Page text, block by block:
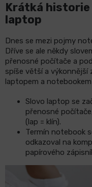
Krátká historie
laptop
Dnes se mezi pojmy
Dříve se ale někdy
přenosné počítače a
spíše větší a výkonnější
laptopem a
Slovo laptop se
přenosné
(lap = klín).
Termín notebook
odkazoval na
papírového